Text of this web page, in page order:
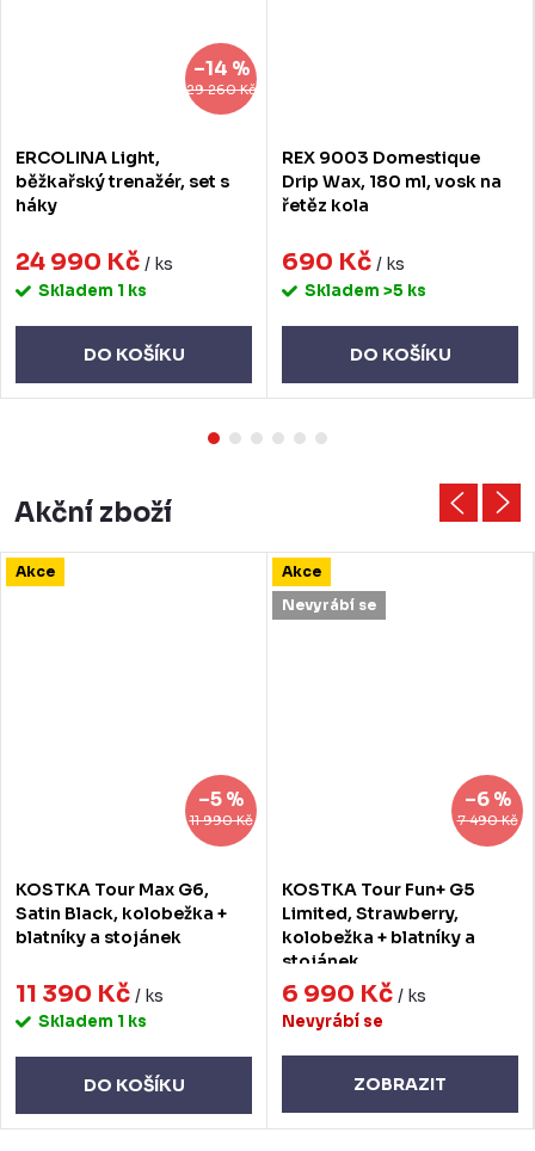
29 260 Kč
–14 %
ERCOLINA Light,
běžkařský trenažér, set s
háky
24 990 Kč / ks
Skladem 1 ks
DO KOŠÍKU
REX 9003 Domestique
Drip Wax, 180 ml, vosk na
řetěz kola
690 Kč / ks
Skladem >5 ks
DO KOŠÍKU
Akční zboží
Akce
11 990 Kč
–5 %
KOSTKA Tour Max G6,
Satin Black, kolobežka +
blatníky a stojánek
11 390 Kč / ks
Skladem 1 ks
DO KOŠÍKU
Akce
Nevyrábí se
7 490 Kč
–6 %
KOSTKA Tour Fun+ G5
Limited, Strawberry,
kolobežka + blatníky a
stojánek
6 990 Kč / ks
Nevyrábí se
ZOBRAZIT